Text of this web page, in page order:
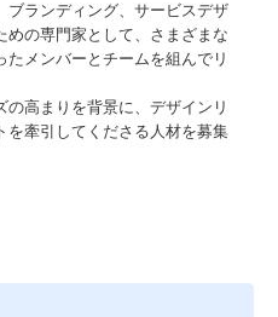
ブランディング、サービスデザ
めの専門家として、さまざまな
メンバーとチームを組んでリ
高まりを背景に、デザインリ
を牽引してくださる人材を募集